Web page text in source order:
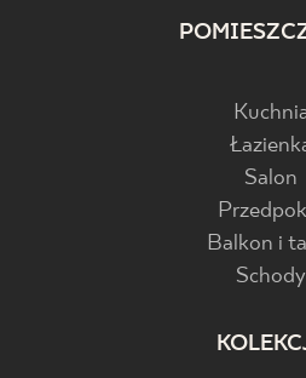
Salon
Balkon i
Schody